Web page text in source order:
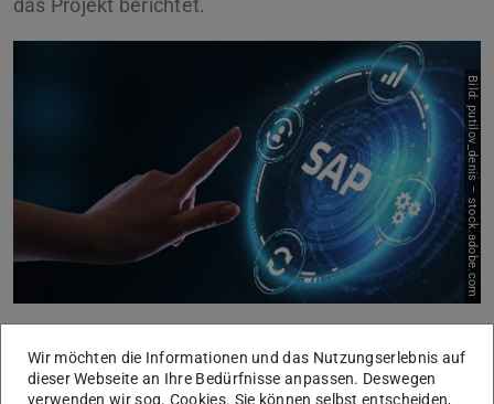
Bild: putilov_denis – stock.adobe.com
2021-2022:
Wir möchten die Informationen und das Nutzungserlebnis auf
dieser Webseite an Ihre Bedürfnisse anpassen. Deswegen
verwenden wir sog. Cookies. Sie können selbst entscheiden,